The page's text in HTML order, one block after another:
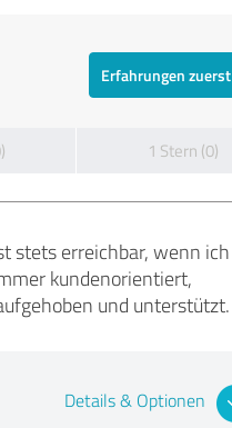
Erfahrungen zuerst
1 Stern (0)
stets erreichbar, wenn ich
kundenorientiert,
und unterstützt.
Details & Optionen